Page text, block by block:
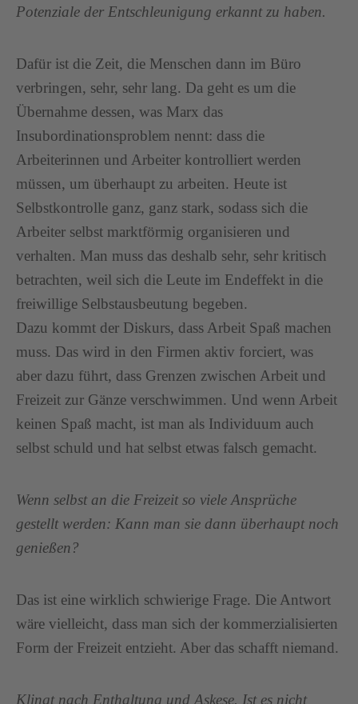
Potenziale der Entschleunigung erkannt zu haben.
Dafür ist die Zeit, die Menschen dann im Büro
verbringen, sehr, sehr lang. Da geht es um die
Übernahme dessen, was Marx das
Insubordinationsproblem nennt: dass die
Arbeiterinnen und Arbeiter kontrolliert werden
müssen, um überhaupt zu arbeiten. Heute ist
Selbstkontrolle ganz, ganz stark, sodass sich die
Arbeiter selbst marktförmig organisieren und
verhalten. Man muss das deshalb sehr, sehr kritisch
betrachten, weil sich die Leute im Endeffekt in die
freiwillige Selbstausbeutung begeben.
Dazu kommt der Diskurs, dass Arbeit Spaß machen
muss. Das wird in den Firmen aktiv forciert, was
aber dazu führt, dass Grenzen zwischen Arbeit und
Freizeit zur Gänze verschwimmen. Und wenn Arbeit
keinen Spaß macht, ist man als Individuum auch
selbst schuld und hat selbst etwas falsch gemacht.
Wenn selbst an die Freizeit so viele Ansprüche
gestellt werden: Kann man sie dann überhaupt noch
genießen?
Das ist eine wirklich schwierige Frage. Die Antwort
wäre vielleicht, dass man sich der kommerzialisierten
Form der Freizeit entzieht. Aber das schafft niemand.
Klingt nach Enthaltung und Askese. Ist es nicht